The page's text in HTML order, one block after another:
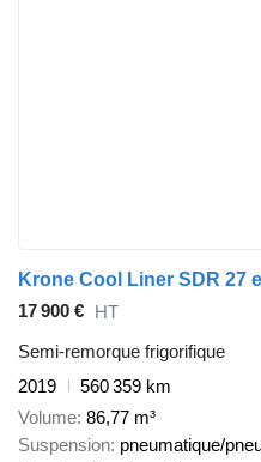
Krone Cool Liner SDR 27
17 900 € HT
Semi-remorque frigorifique
2019
560 359 km
Volume 86,77 m³
Suspension pneumatique/